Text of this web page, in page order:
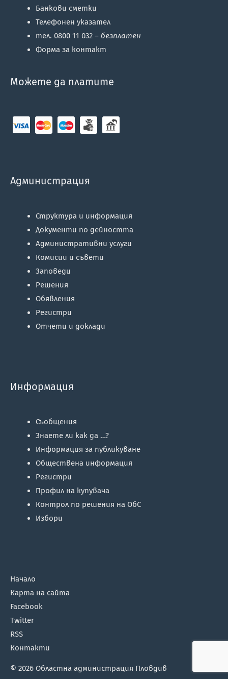
Банкови сметки
Телефонен указател
тел. 0800 11 032 – безплатен
Форма за контакт
Можете да платите
Администрация
Структура и информация
Документи по дейността
Административни услуги
Комисии и съвети
Заповеди
Решения
Обявления
Регистри
Отчети и доклади
Информация
Съобщения
Знаете ли как да …?
Информация за публикуване
Обществена информация
Регистри
Профил на купувача
Контрол по решения на ОбС
Избори
Начало
Карта на сайта
Facebook
Twitter
RSS
Контакти
© 2026 Областна администрация Пловдив